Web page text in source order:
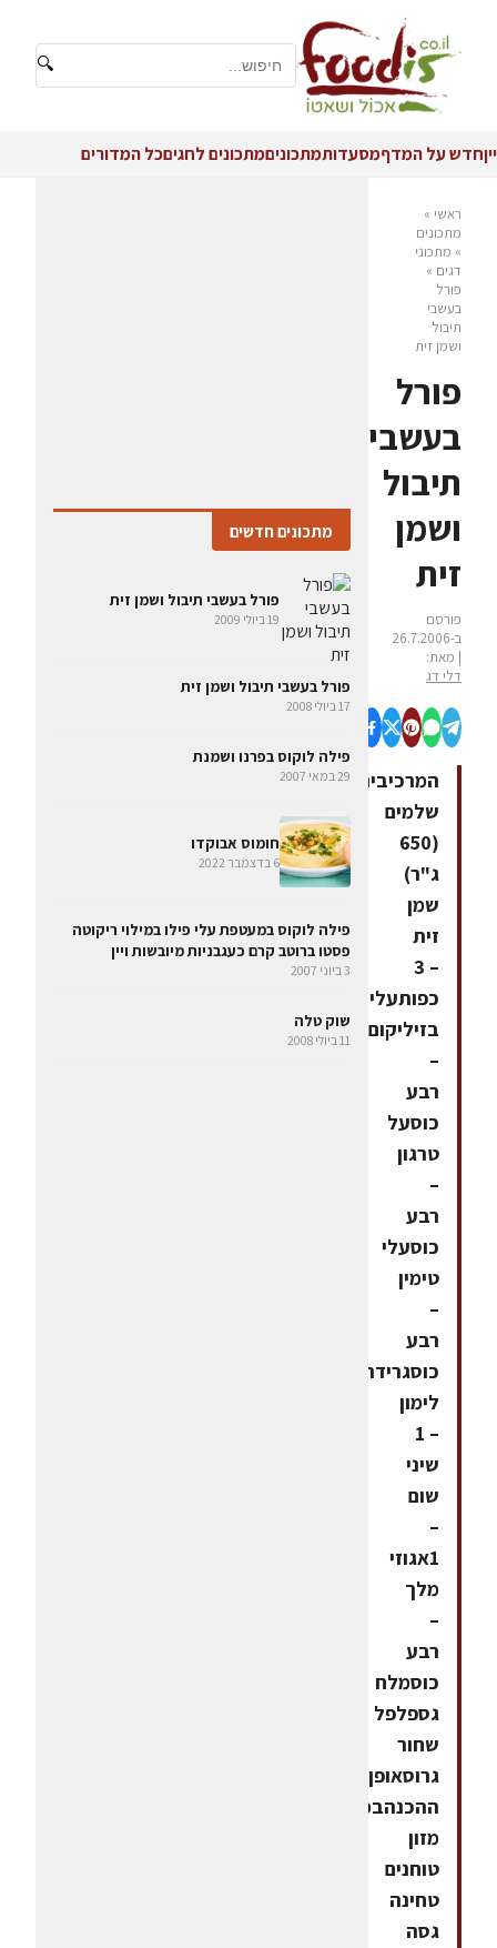
🔍
ייןחדש על המדףמסעדותמתכוניםמתכונים לחגיםכל המדורים
ראשי »
מתכונים
» מתכוני
דגים »
פורל
בעשבי
תיבול
ושמן זית
פורל
בעשבי
תיבול
ושמן
זית
פורסם
ב-26.7.2006
| מאת:
דלי דג
המרכיביםפורלים
שלמים
(650
ג"ר)
שמן
זית
– 3
כפותעלי
בזיליקום
–
רבע
כוסעל
טרגון
–
רבע
כוסעלי
טימין
–
רבע
כוסגרידת
לימון
– 1
שיני
שום
–
1אגוזי
מלך
–
רבע
כוסמלח
גספלפל
שחור
גרוסאופן
ההכנהבמעבד
מזון
טוחנים
טחינה
גסה
מתכונים חדשים
פורל בעשבי תיבול ושמן זית
19 ביולי 2009
פורל בעשבי תיבול ושמן זית
17 ביולי 2008
פילה לוקוס בפרנו ושמנת
29 במאי 2007
חומוס אבוקדו
6 בדצמבר 2022
פילה לוקוס במעטפת עלי פילו במילוי ריקוטה
פסטו ברוטב קרם כעגבניות מיובשות ויין
3 ביוני 2007
שוק טלה
11 ביולי 2008